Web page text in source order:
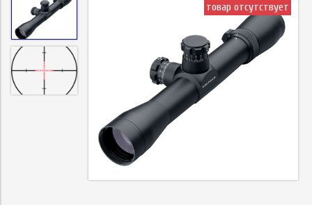
товар отсутствует